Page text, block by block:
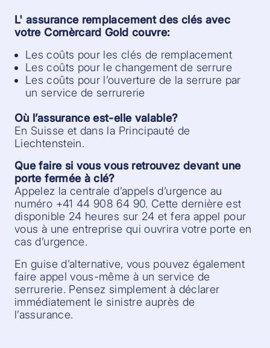
L' assurance remplacement des clés avec
votre Cornèrcard Gold couvre:
Les coûts pour les clés de remplacement
Les coûts pour le changement de serrure
Les coûts pour l’ouverture de la serrure par
un service de serrurerie
Où l’assurance est-elle valable?
En Suisse et dans la Principauté de
Liechtenstein.
Que faire si vous vous retrouvez devant une
porte fermée à clé?
Appelez la centrale d’appels d’urgence au
numéro +41 44 908 64 90. Cette dernière est
disponible 24 heures sur 24 et fera appel pour
vous à une entreprise qui ouvrira votre porte en
cas d’urgence.
En guise d’alternative, vous pouvez également
faire appel vous-même à un service de
serrurerie. Pensez simplement à déclarer
immédiatement le sinistre auprès de
l’assurance.